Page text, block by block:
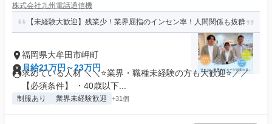
株式会社九州電話通信機
【未経験大歓迎】残業少！業界屈指のインセン率！人間関係も抜群
福岡県大牟田市岬町
月給21万円～23万円
求めている人材 ＼＼⭐業界・職種未経験の方も大歓迎⭐／／
【必須条件】 ・40歳以下...
制服あり 業界未経験歓迎 +31個